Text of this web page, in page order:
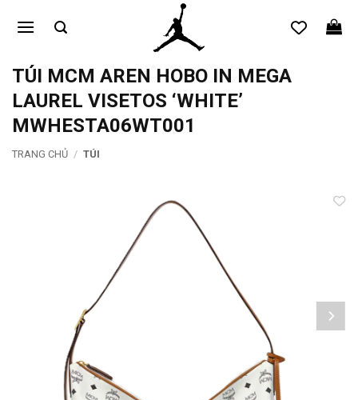
qua
dungTÚI MCM AREN HOBO IN MEGA
LAUREL VISETOS ‘WHITE’
MWHESTA06WT001
TRANG CHỦ / TÚI